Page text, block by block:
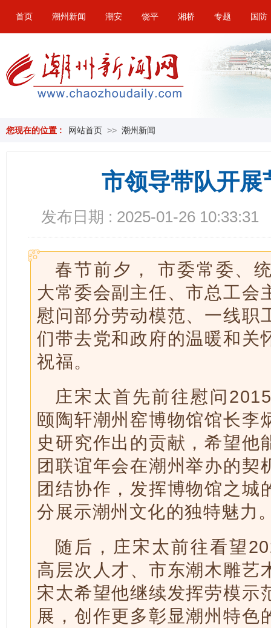
首页 潮州新闻 潮安 饶平 湘桥 专题 国防
您现在的位置 : 网站首页 >> 潮州新闻
市领导带队开展
发布日期 : 2025-01-26 10:33:31
春节前夕， 市委常委、
大常委会副主任、市总工会
慰问部分劳动模范、一线职
们带去党和政府的温暖和关
祝福。
庄宋太首先前往慰问
颐陶轩潮州窑博物馆馆长李
史研究作出的贡献，希望他
团联谊年会在潮州举办的契
团结协作，发挥博物馆之城
分展示潮州文化的独特魅力
随后，庄宋太前往看望
高层次人才、市东潮木雕艺
宋太希望他继续发挥劳模示
展，创作更多彰显潮州特色